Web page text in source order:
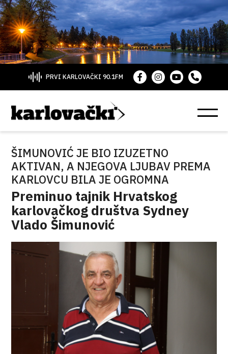
PRVI KARLOVAČKI 90.1FM
ŠIMUNOVIĆ JE BIO IZUZETNO
AKTIVAN, A NJEGOVA LJUBAV PREMA
KARLOVCU BILA JE OGROMNA
Preminuo tajnik Hrvatskog
karlovačkog društva Sydney
Vlado Šimunović